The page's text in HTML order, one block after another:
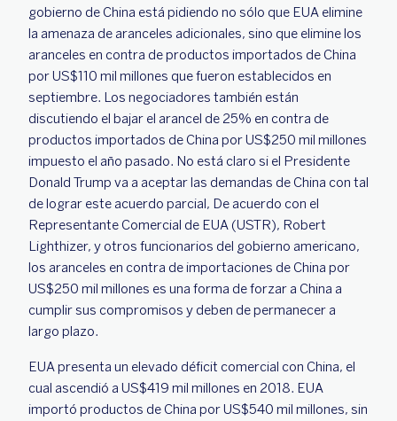
gobierno de China está pidiendo no sólo que EUA elimine
la amenaza de aranceles adicionales, sino que elimine los
aranceles en contra de productos importados de China
por US$110 mil millones que fueron establecidos en
septiembre. Los negociadores también están
discutiendo el bajar el arancel de 25% en contra de
productos importados de China por US$250 mil millones
impuesto el año pasado. No está claro si el Presidente
Donald Trump va a aceptar las demandas de China con tal
de lograr este acuerdo parcial, De acuerdo con el
Representante Comercial de EUA (USTR), Robert
Lighthizer, y otros funcionarios del gobierno americano,
los aranceles en contra de importaciones de China por
US$250 mil millones es una forma de forzar a China a
cumplir sus compromisos y deben de permanecer a
largo plazo.
EUA presenta un elevado déficit comercial con China, el
cual ascendió a US$419 mil millones en 2018. EUA
importó productos de China por US$540 mil millones, sin